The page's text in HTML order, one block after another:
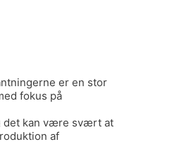
er en stor
fokus på
det kan være svært at
af